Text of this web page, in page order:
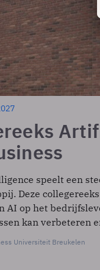
speelt een
Deze
AI op het
kan verbeteren
Universiteit Breukelen